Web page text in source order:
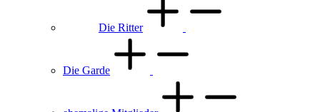
Die Ritter
Die Garde